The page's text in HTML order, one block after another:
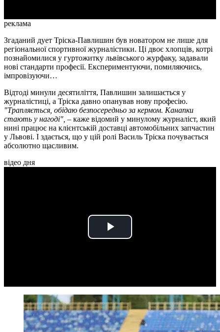
реклама
Згаданий дует Тріска-Павлишин був новатором не лише для
регіональної спортивної журналістики. Ці двоє хлопців, котрі
познайомилися у гуртожитку львівського журфаку, задавали
нові стандарти професії. Експериментуючи, помиляючись,
імпровізуючи…
Відтоді минули десятиліття, Павлишин залишається у
журналістиці, а Тріска давно опанував нову професію.
"Трапляється, обідаю безпосередньо за кермом. Канапки
стають у нагоді", – каже відомий у минулому журналіст, який
нині працює на клієнтській доставці автомобільних запчастин
у Львові. І здається, що у цій ролі Василь Тріска почувається
абсолютно щасливим.
відео дня
Play